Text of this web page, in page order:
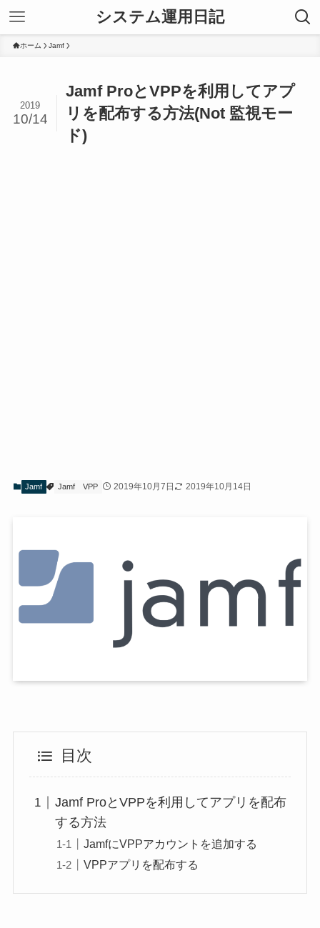
システム運用日記
ホーム Jamf
Jamf ProとVPPを利用してアプ
リを配布する方法(Not 監視モー
ド)
2019
10/14
Jamf Jamf VPP 2019年10月7日 2019年10月14日
目次
Jamf ProとVPPを利用してアプリを配布
する方法
JamfにVPPアカウントを追加する
VPPアプリを配布する